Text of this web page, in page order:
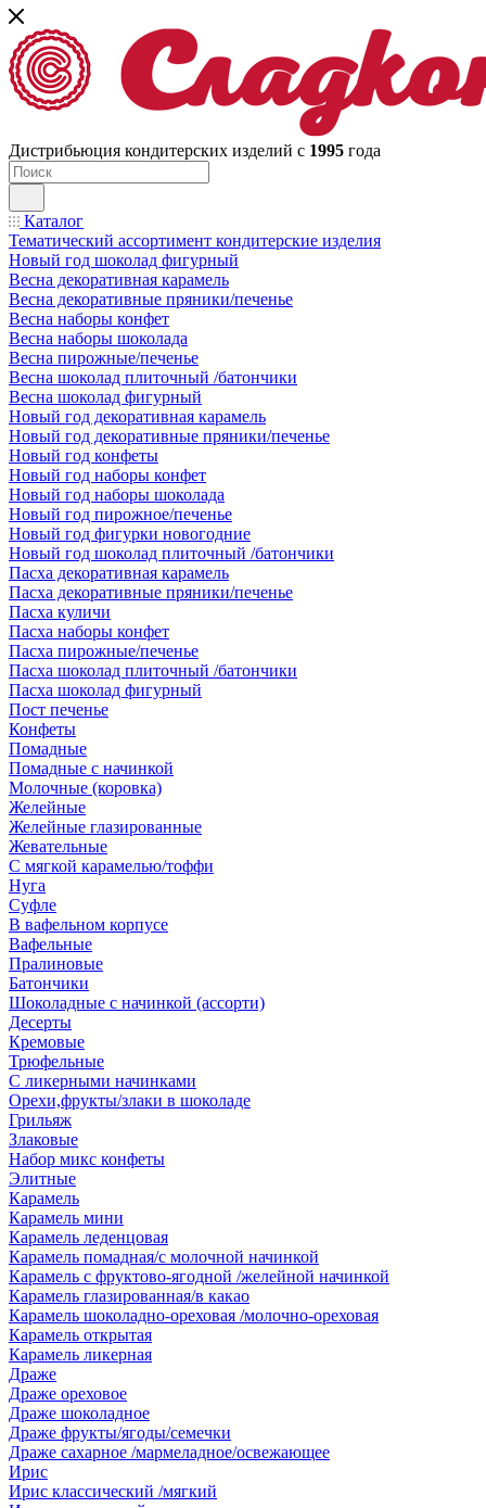
Дистрибьюция кондитерских изделий с 1995 года
Каталог
Тематический ассортимент кондитерские изделия
Новый год шоколад фигурный
Весна декоративная карамель
Весна декоративные пряники/печенье
Весна наборы конфет
Весна наборы шоколада
Весна пирожные/печенье
Весна шоколад плиточный /батончики
Весна шоколад фигурный
Новый год декоративная карамель
Новый год декоративные пряники/печенье
Новый год конфеты
Новый год наборы конфет
Новый год наборы шоколада
Новый год пирожное/печенье
Новый год фигурки новогодние
Новый год шоколад плиточный /батончики
Пасха декоративная карамель
Пасха декоративные пряники/печенье
Пасха куличи
Пасха наборы конфет
Пасха пирожные/печенье
Пасха шоколад плиточный /батончики
Пасха шоколад фигурный
Пост печенье
Конфеты
Помадные
Помадные с начинкой
Молочные (коровка)
Желейные
Желейные глазированные
Жевательные
С мягкой карамелью/тоффи
Нуга
Суфле
В вафельном корпусе
Вафельные
Пралиновые
Батончики
Шоколадные с начинкой (ассорти)
Десерты
Кремовые
Трюфельные
С ликерными начинками
Орехи,фрукты/злаки в шоколаде
Грильяж
Злаковые
Набор микс конфеты
Элитные
Карамель
Карамель мини
Карамель леденцовая
Карамель помадная/с молочной начинкой
Карамель с фруктово-ягодной /желейной начинкой
Карамель глазированная/в какао
Карамель шоколадно-ореховая /молочно-ореховая
Карамель открытая
Карамель ликерная
Драже
Драже ореховое
Драже шоколадное
Драже фрукты/ягоды/семечки
Драже сахарное /мармеладное/освежающее
Ирис
Ирис классический /мягкий